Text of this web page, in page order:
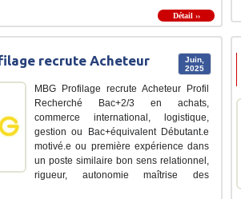
Détail ››
Juin,
2025
recrute Acheteur
MBG Profilage recrute Acheteur Profil
Recherché Bac+2/3 en achats,
commerce international, logistique,
gestion ou Bac+équivalent Débutant.e
motivé.e ou première expérience dans
un poste similaire bon sens relationnel,
rigueur, autonomie maîtrise des